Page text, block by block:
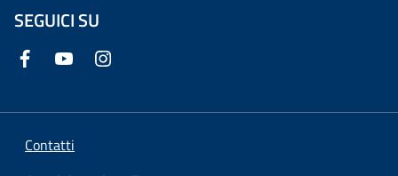
SEGUICI SU
Contatti